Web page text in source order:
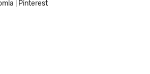
Pinterest